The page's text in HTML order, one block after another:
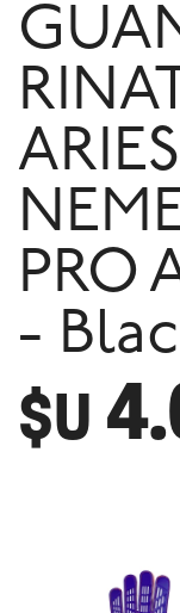
RINAT
ARIES
PRO
-
$U